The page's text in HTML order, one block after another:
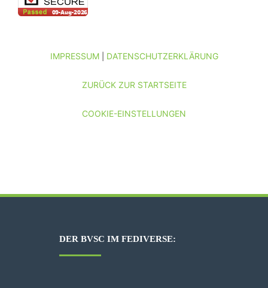
IMPRESSUM| DATENSCHUTZERKLÄRUNG
ZURÜCK ZUR STARTSEITE
COOKIE-EINSTELLUNGEN
DER BVSC IM FEDIVERSE: